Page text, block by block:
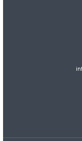
Ürün resmi
Ürün
Ürün fiyatı diğer